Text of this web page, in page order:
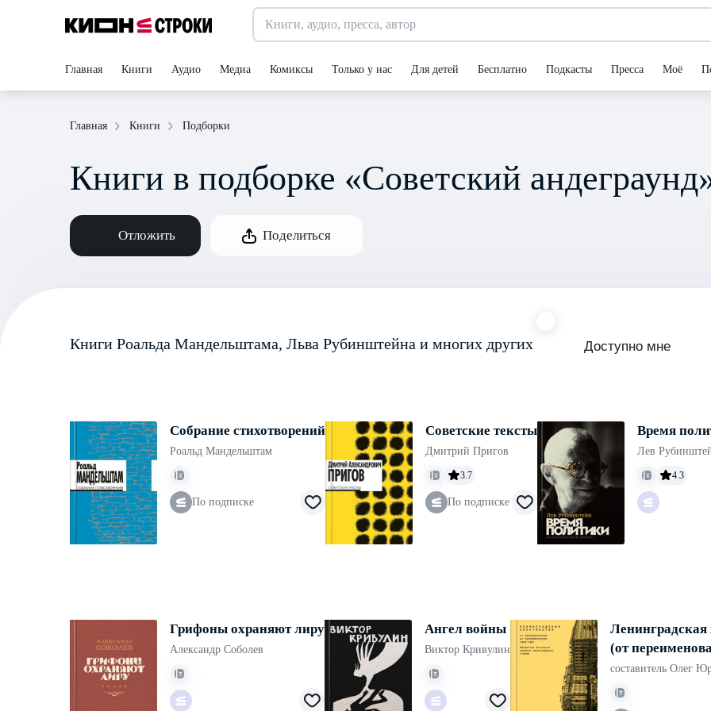
Главная Книги Аудио Медиа Комиксы Только у нас Для детей Бесплатно Подкасты Пресса Моё
Главная Книги Подборки
Книги в подборке «Советский
Отложить Поделиться
Книги Роальда Мандельштама, Льва Рубинштейна и многих других Доступно мне
Собрание стихотворений
Роальд Мандельштам
По подписке
Советские тексты
Дмитрий Пригов
3.7
По подписке
Время
Лев
4.3
Грифоны охраняют лиру
Александр Соболев
Ангел войны
Виктор Кривулин
Ленинградская
(от
антология
ленинградских
составитель Олег